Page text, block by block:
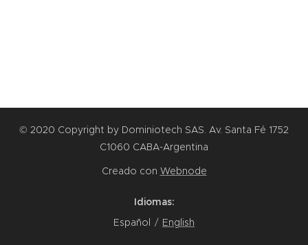
© 2020 Copyright by Dominiotech SAS. Av. Santa Fé 1752
C1060 CABA-Argentina
Creado con Webnode
Idiomas
Español
English